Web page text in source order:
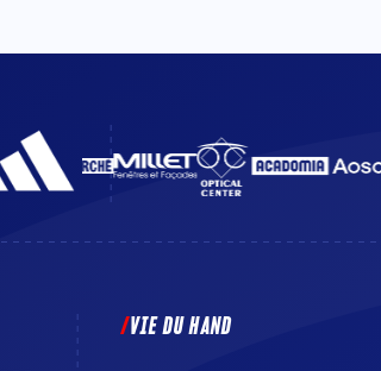
VIE DU HAND